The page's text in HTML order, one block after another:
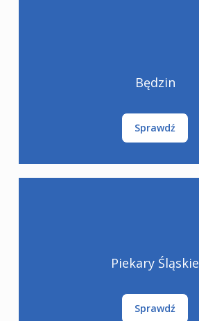
Będzin
Sprawdź
Piekary Śląskie
Sprawdź